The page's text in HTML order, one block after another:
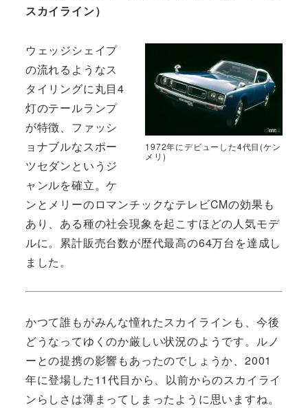
スカイライン）
1972年にデビューした4代目(ケン
メリ)
ウェッジシェイプ
の流れるようなス
タイリングに丸目4
灯のテールランプ
が特徴、ファッシ
ョナブルなスポー
ツセダンというジ
ャンルを確立。ケ
ンとメリーのロマンチックなテレビCMの効果も
あり、ある種の社会現象を起こすほどの人気モデ
ルに。累計販売台数が歴代最高の64万台を達成し
ました。
かつて誰もがみんな憧れたスカイラインも、今後
どうなってゆくのか厳しい状況のようです。ルノ
ーとの提携の影響もあったのでしょうか、2001
年に登場した11代目から、以前からのスカイライ
ンらしさは薄まってしまったように思いますね。